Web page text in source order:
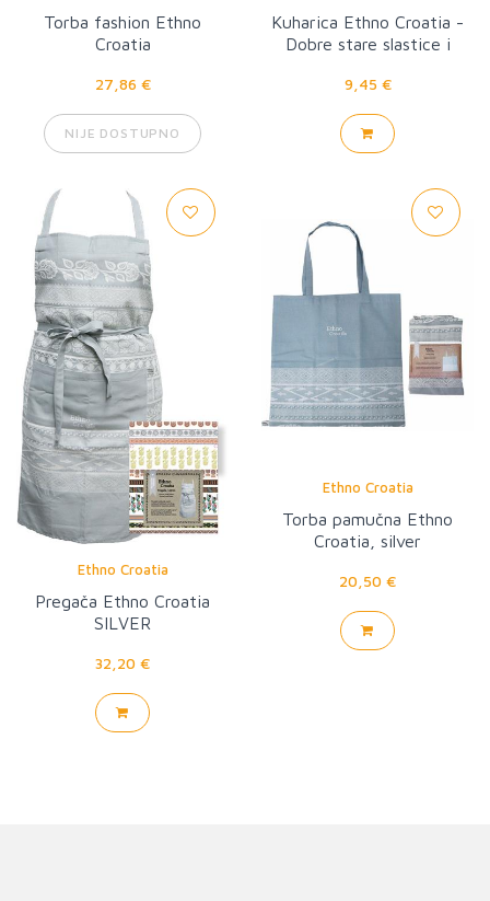
Torba fashion Ethno
Croatia
27,86 €
NIJE DOSTUPNO
Kuharica Ethno Croatia -
Dobre stare slastice i
9,45 €
Ethno Croatia
Pregača Ethno Croatia
SILVER
32,20 €
Ethno Croatia
Torba pamučna Ethno
Croatia, silver
20,50 €